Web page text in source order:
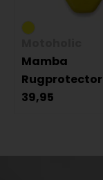
Mamba
Rugprotector
39,95